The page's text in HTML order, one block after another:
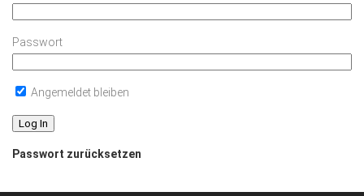
Passwort
Angemeldet bleiben
Passwort zurücksetzen